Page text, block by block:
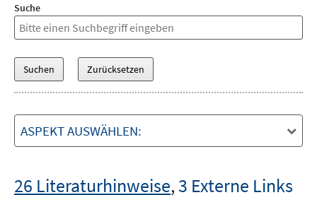
Suche
ASPEKT AUSWÄHLEN:
26 Literaturhinweise,3 Externe Links